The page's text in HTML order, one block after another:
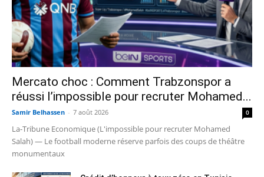
Mercato choc : Comment Trabzonspor a
réussi l’impossible pour recruter Mohamed...
Samir Belhassen - 7 août 2026 0
La-Tribune Economique (L'impossible pour recruter Mohamed
Salah) — Le football moderne réserve parfois des coups de théâtre
monumentaux